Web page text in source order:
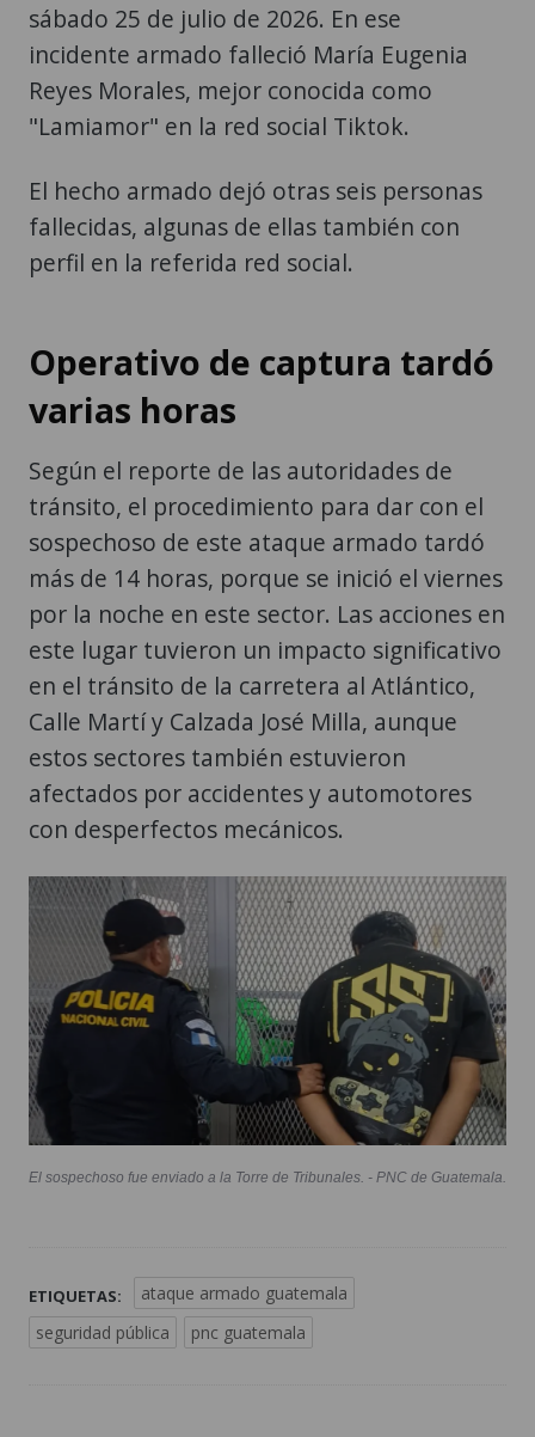
sábado 25 de julio de 2026. En ese
incidente armado falleció María Eugenia
Reyes Morales, mejor conocida como
"Lamiamor" en la red social Tiktok.
El hecho armado dejó otras seis personas
fallecidas, algunas de ellas también con
perfil en la referida red social.
Operativo de captura tardó
varias horas
Según el reporte de las autoridades de
tránsito, el procedimiento para dar con el
sospechoso de este ataque armado tardó
más de 14 horas, porque se inició el viernes
por la noche en este sector. Las acciones en
este lugar tuvieron un impacto significativo
en el tránsito de la carretera al Atlántico,
Calle Martí y Calzada José Milla, aunque
estos sectores también estuvieron
afectados por accidentes y automotores
con desperfectos mecánicos.
El sospechoso fue enviado a la Torre de Tribunales. - PNC de Guatemala.
ETIQUETAS:
ataque armado guatemala
seguridad pública
pnc guatemala